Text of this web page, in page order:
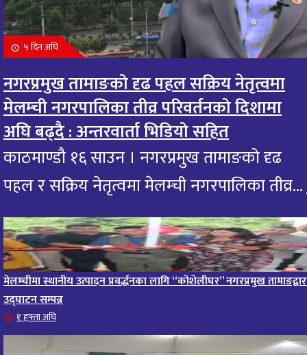
११
आज मंगलबार भगवान गजानन गणेशको दर्शन गरि
आजको राशिफल हेर्नुहोस: यी राशिलाई एकदम शुभ
१0 महिना अघि
१२ आजको राशिफल : २० भाद्र २०८२, शुक्रबार
११ महिना अघि
१३ आजको राशिफल – १९ भाद्र २०८२, बिहीवार
११ महिना अघि
आज २०८२ साल भदौ १६ गते सोमबारको राशिफल
१५
आजको राशिफल : २०८२ भदौ १२ गते बिहीवार, २८
२०२५
११ महिना अघि
१६ ११ महिना अघि
५ दिन अघि
नगरप्रमुख तामाङको दृढ पहल सक्रिय नेतृत्वमा
मेलम्ची नगरपालिका तीव्र परिवर्तनको दिशामा
अघि बढ्दै : अन्तरवार्ता भिडियो सहित
काठमाण्डौ १६ साउन । नगरप्रमुख तामाङको दृढ
पहल र सक्रिय नेतृत्वमा मेलम्ची नगरपालिका तीव्र...
मेलम्चीमा स्थानीय उत्पादन प्रवर्द्धनका लागि “कोशेलीघर” नगरप्रमुख
उद्घाटन सम्पन्न
१ हफ्ता अघि